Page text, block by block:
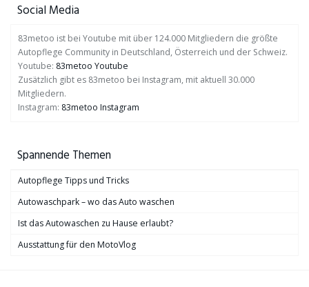
Social Media
83metoo ist bei Youtube mit über 124.000 Mitgliedern die größte
Autopflege Community in Deutschland, Österreich und der Schweiz.
Youtube: 83metoo Youtube
Zusätzlich gibt es 83metoo bei Instagram, mit aktuell 30.000
Mitgliedern.
Instagram: 83metoo Instagram
Spannende Themen
Autopflege Tipps und Tricks
Autowaschpark – wo das Auto waschen
Ist das Autowaschen zu Hause erlaubt?
Ausstattung für den MotoVlog